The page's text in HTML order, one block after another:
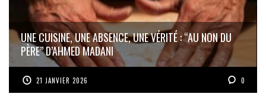
UNE CUISINE, UNE ABSENCE, UNE VÉRITÉ : “AU NON DU
PÈRE” D’AHMED MADANI
21 JANVIER 2026 0